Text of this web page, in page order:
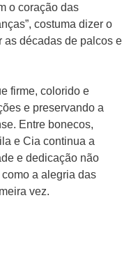
o coração das
costuma dizer o
as décadas de palcos e
firme, colorido e
e preservando a
Entre bonecos,
e Cia continua a
e dedicação não
a alegria das
vez.